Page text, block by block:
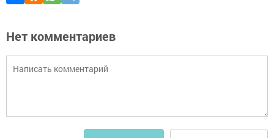
Нет комментариев